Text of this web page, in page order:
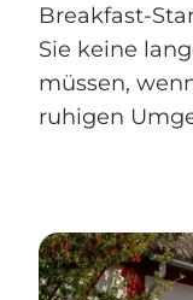
Breakfast-
Sie keine
müssen,
ruhigen